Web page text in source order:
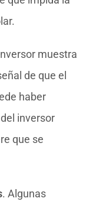
muestra
de que el
haber
inversor
que se
. Algunas